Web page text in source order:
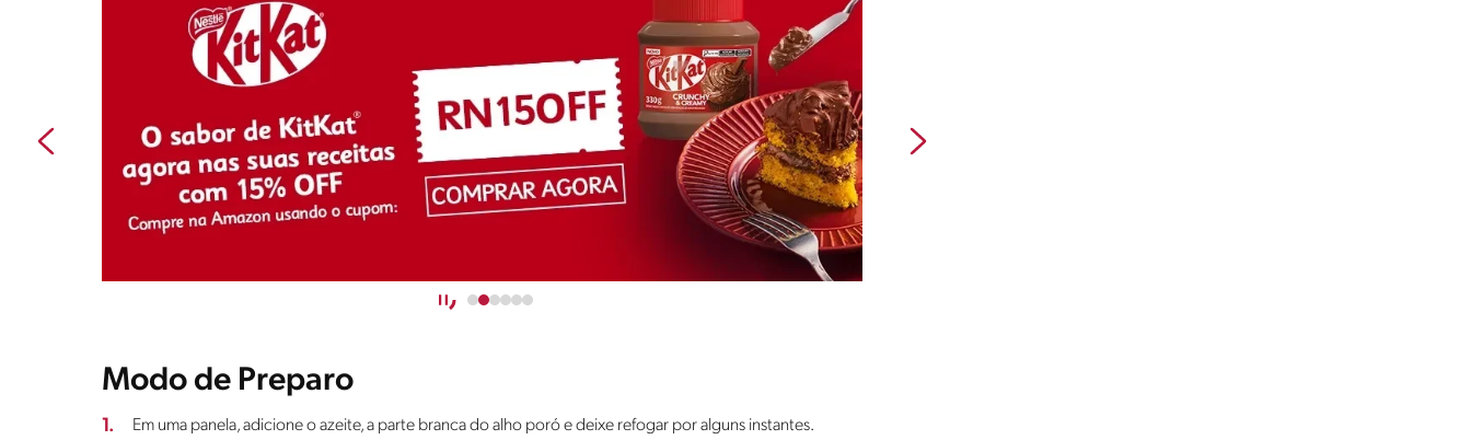
Modo de Preparo
1. Em uma panela, adicione o azeite, a parte branca do alho poró e deixe refogar por alguns instantes.